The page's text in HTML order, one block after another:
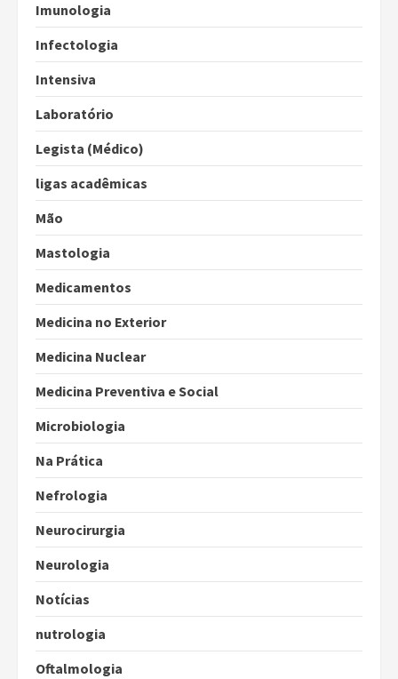
Imunologia
Infectologia
Intensiva
Laboratório
Legista (Médico)
ligas acadêmicas
Mão
Mastologia
Medicamentos
Medicina no Exterior
Medicina Nuclear
Medicina Preventiva e Social
Microbiologia
Na Prática
Nefrologia
Neurocirurgia
Neurologia
Notícias
nutrologia
Oftalmologia